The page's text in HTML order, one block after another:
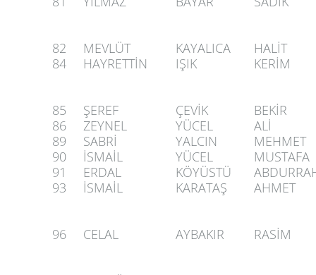
82 MEVLÜT KAYALICA
HALİT
84
HAYRETTİN IŞIK KERİM
85 ŞEREF ÇEVİK
BEKİR
86
ZEYNEL YÜCEL
ALİ
89
SABRİ YALCIN
MEHMET
90
İSMAİL YÜCEL
MUSTAFA
91
ERDAL KÖYÜSTÜ
93
İSMAİL KARATAŞ AHMET
96 CELAL AYBAKIR RASİM